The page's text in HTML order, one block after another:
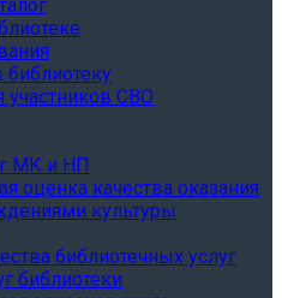
библиотеку
СВО
МК и НП
оценка качества оказания
культуры
библиотечных услуг
библиотеки